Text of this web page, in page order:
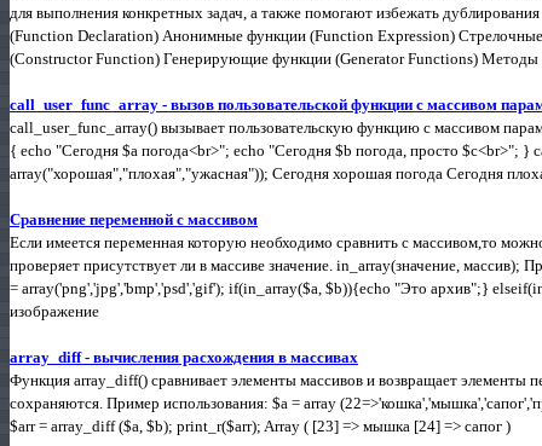
для выполнения конкретных задач, а также помогают избежать
(Function Declaration) Анонимные функции (Function Expression)
(Constructor Function) Генерирующие функции (Generator Functions) Методы
call_user_func_array - вызов пользовательской функции с массивом
call_user_func_array() вызывает пользовательскую функцию с массивом
{ echo "Сегодня $a погода<br>"; echo "Сегодня $b погода, просто $c<br>"; }
array("хорошая","плохая","ужасная")); Сегодня хорошая погода Сегодня
Сравнение переменной с массивом
Если имеется переменная которую необходимо сравнить с массивом,то
проверяет присутствует ли в массиве значение. in_array(значение, массив);
= array('png','jpg','bmp','psd','gif'); if(in_array($a, $b)){echo "Это архив";}
изображение
array_diff - вычисления расхождения в массивах
Функция array_diff() сравнивает элементы массивов и возвращает элементы
сохраняются. Пример использования: $a = array
$arr = array_diff ($a, $b); print_r($arr); Array ( [23] => мышка [24] => сапог )